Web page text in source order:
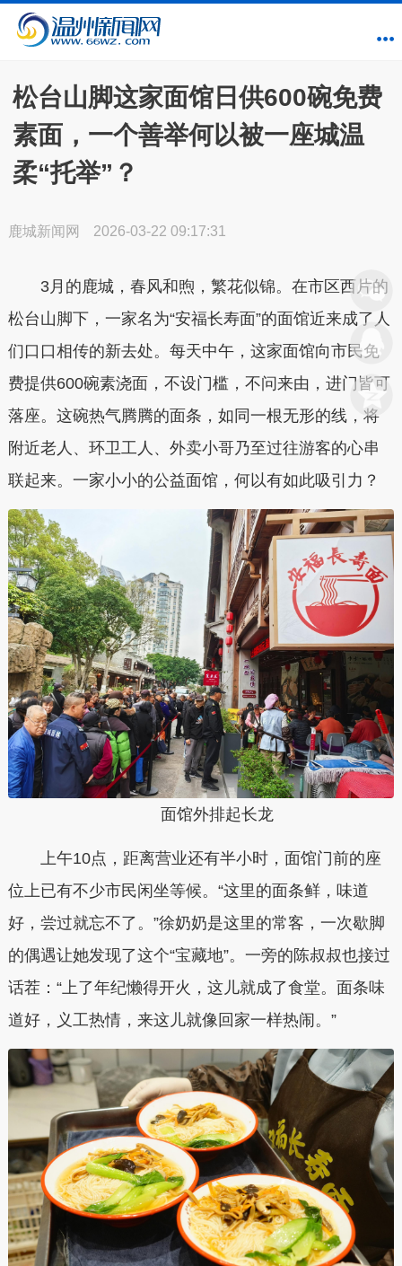
松台山脚这家面馆日供600碗免费
素面，一个善举何以被一座城温
柔“托举”？
鹿城新闻网 2026-03-22 09:17:31
3月的鹿城，春风和煦，繁花似锦。在市区西片的
松台山脚下，一家名为“安福长寿面”的面馆近来成了人
们口口相传的新去处。每天中午，这家面馆向市民免
费提供600碗素浇面，不设门槛，不问来由，进门皆可
落座。这碗热气腾腾的面条，如同一根无形的线，将
附近老人、环卫工人、外卖小哥乃至过往游客的心串
联起来。一家小小的公益面馆，何以有如此吸引力？
面馆外排起长龙
上午10点，距离营业还有半小时，面馆门前的座
位上已有不少市民闲坐等候。“这里的面条鲜，味道
好，尝过就忘不了。”徐奶奶是这里的常客，一次歇脚
的偶遇让她发现了这个“宝藏地”。一旁的陈叔叔也接过
话茬：“上了年纪懒得开火，这儿就成了食堂。面条味
道好，义工热情，来这儿就像回家一样热闹。”